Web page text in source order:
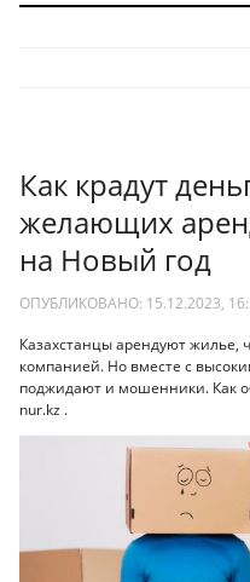
Как крадут
желающих
на Новый год
ОПУБЛИКОВАНО: 15.12.2023,
Казахстанцы арендуют жилье,
компанией. Но вместе с
поджидают и мошенники. Как
nur.kz .